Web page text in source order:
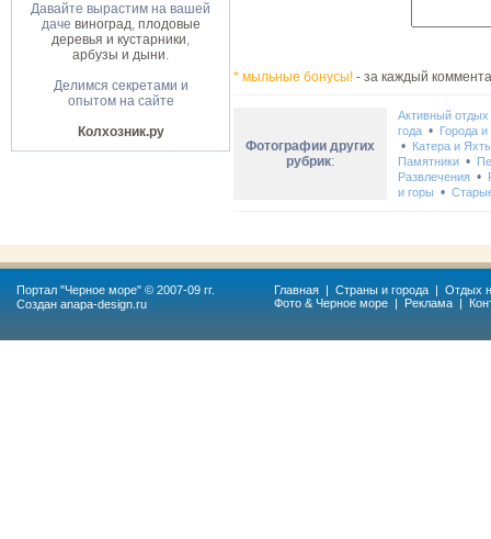
Давайте вырастим на вашей
даче виноград, плодовые
деревья и кустарники,
арбузы и дыни.
Делимся секретами и
опытом на сайте
Колхозник.ру
* мыльные бонусы! - за каждый
Фотографии других
рубрик:
Активный отдых
года • Города
• Катера и
Памятники •
Развлечения •
и горы •
Портал "Черное море" © 2007-09 гг.
Создан anapa-design.ru
Главная | Страны и города | Отдых
Фото & Черное море | Реклама |